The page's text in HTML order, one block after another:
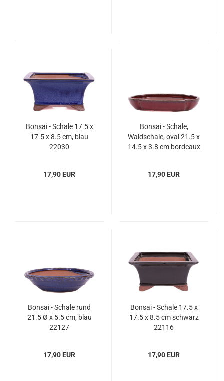
Bonsai - Schale 17.5 x
17.5 x 8.5 cm, blau
22030
17,90 EUR
Bonsai - Schale,
Waldschale, oval 21.5 x
14.5 x 3.8 cm bordeaux
17,90 EUR
Bonsai - Schale rund
21.5 Ø x 5.5 cm, blau
22127
17,90 EUR
Bonsai - Schale 17.5 x
17.5 x 8.5 cm schwarz
22116
17,90 EUR